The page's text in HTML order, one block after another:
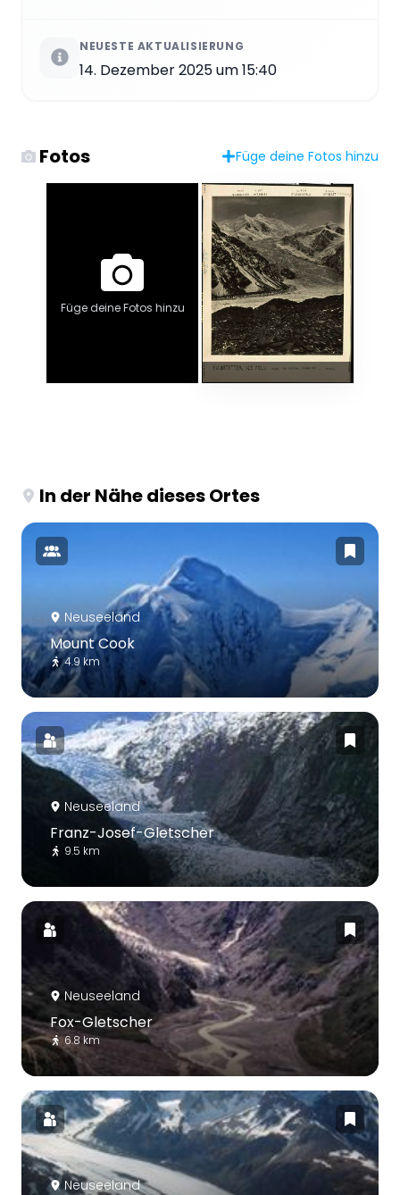
NEUESTE AKTUALISIERUNG
14. Dezember 2025 um 15:40
Fotos Füge deine Fotos hinzu
Füge deine Fotos hinzu
In der Nähe dieses Ortes
Neuseeland
Mount Cook
4.9 km
Neuseeland
Franz-Josef-Gletscher
9.5 km
Neuseeland
Fox-Gletscher
6.8 km
Neuseeland